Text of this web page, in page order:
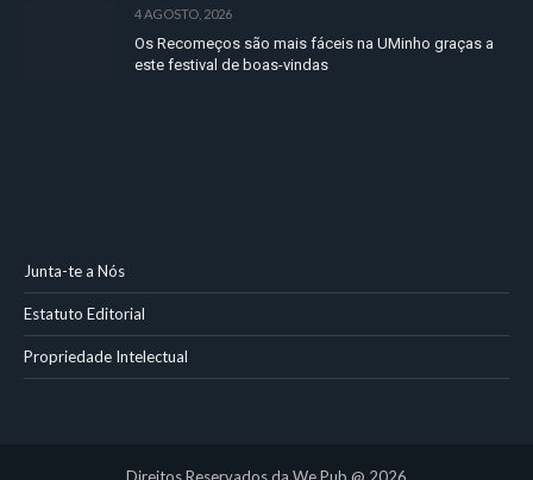
4 AGOSTO, 2026
Os Recomeços são mais fáceis na UMinho graças a
este festival de boas-vindas
Junta-te a Nós
Estatuto Editorial
Propriedade Intelectual